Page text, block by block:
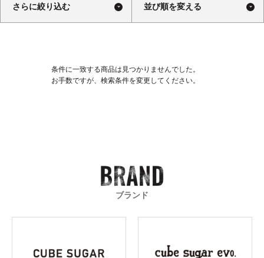
さらに絞り込む 並び順を変える
条件に一致する商品は見つかりませんでした。
お手数ですが、検索条件を変更してください。
ブランド